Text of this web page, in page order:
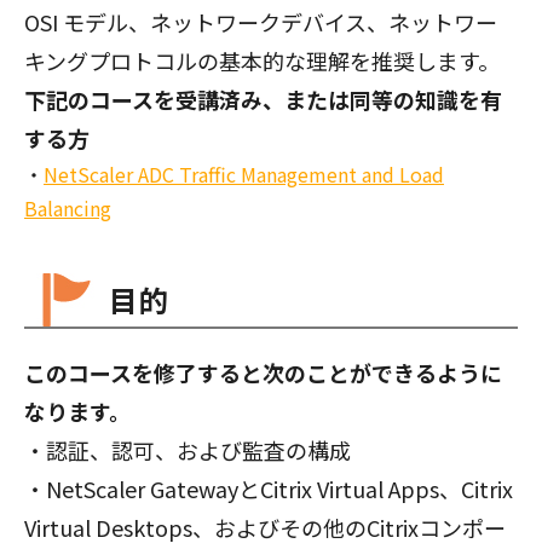
OSI モデル、ネットワークデバイス、ネットワー
キングプロトコルの基本的な理解を推奨します。
下記のコースを受講済み、または同等の知識を有
する方
NetScaler ADC Traffic Management and Load
Balancing
目的
このコースを修了すると次のことができるように
なります。
・認証、認可、および監査の構成
・NetScaler GatewayとCitrix Virtual Apps、Citrix
Virtual Desktops、およびその他のCitrixコンポー